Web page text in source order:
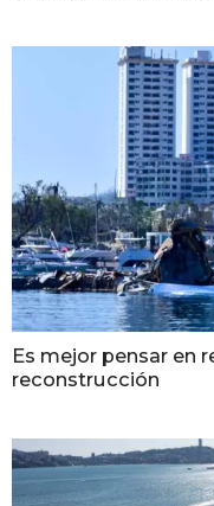
Es mejor pensar en
reconstrucción